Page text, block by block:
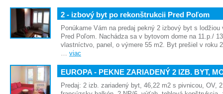
2 - izbový byt po rekonštrukcii Pred Poľom
Ponúkame Vám na predaj pekný 2 izbový byt s
Pred Poľom. Nachádza sa v bytovom dome na 11.p./
vlastníctvo, panel, o výmere 55 m2. Byt prešiel v roku
… viac
EUROPA - PEKNE ZARIADENÝ 2 IZB. BYT,
Predaj: 2 izb. zariadený byt, 46,22 m2 s pivnicou, OV,